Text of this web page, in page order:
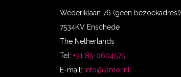
Wederiklaan 76 (geen bezoekadres!)
7534KV Enschede
The Netherlands
Tel: +31 85-0604575
E-mail: info@lamor.nl